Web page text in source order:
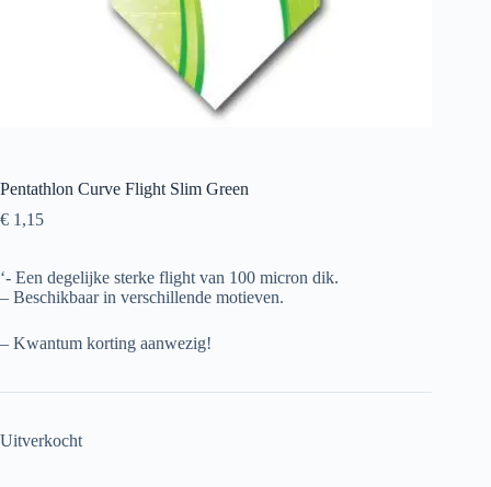
Pentathlon Curve Flight Slim Green
€ 1,15
‘- Een degelijke sterke flight van 100 micron dik.
– Beschikbaar in verschillende motieven.
– Kwantum korting aanwezig!
Uitverkocht